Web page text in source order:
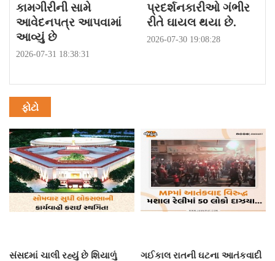
કામગીરીની સામે
આવેદનપત્ર આપવામાં
આવ્યું છે
2026-07-31 18:38:31
પ્રદર્શનકારીઓ ગંભીર
રીતે ઘાયલ થયા છે.
2026-07-30 19:08:28
ફોટો
સંસદમાં ચાલી રહ્યું છે શિયાળું
ગઈકાલ રાતની ઘટના આતંકવાદી